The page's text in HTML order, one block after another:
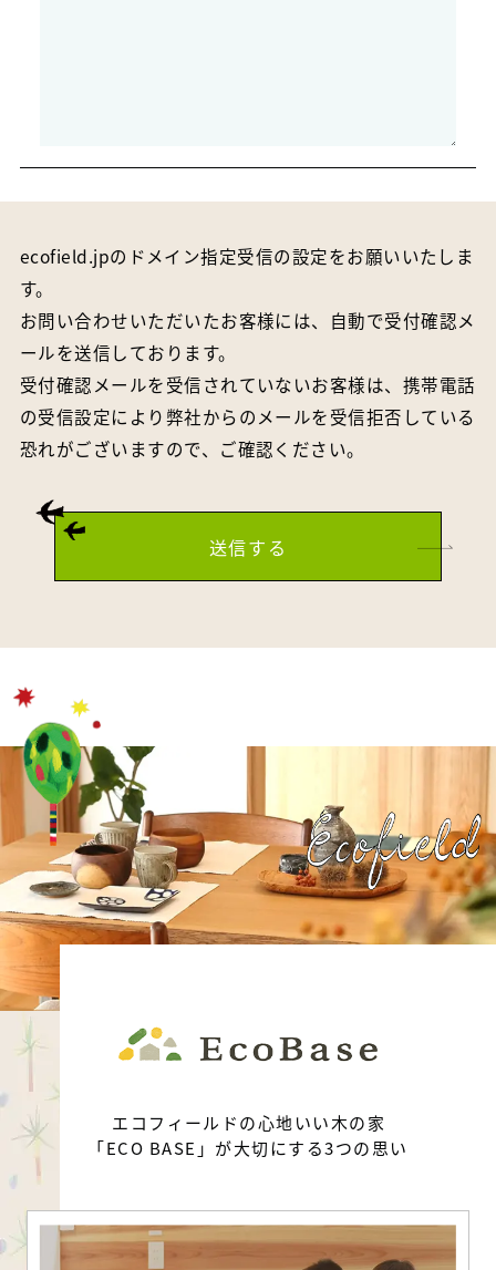
ecofield.jpのドメイン指定受信の設定をお願いいたしま
す。
お問い合わせいただいたお客様には、自動で受付確認メ
ールを送信しております。
受付確認メールを受信されていないお客様は、携帯電話
の受信設定により弊社からのメールを受信拒否している
恐れがございますので、ご確認ください。
エコフィールドの心地いい木の家
「ECO BASE」が大切にする3つの思い